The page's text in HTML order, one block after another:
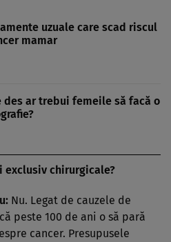
uzuale care scad riscul
mamar
des ar trebui femeile să facă o
exclusiv chirurgicale?
Nu. Legat de cauzele de
peste 100 de ani o să pară
cancer. Presupusele